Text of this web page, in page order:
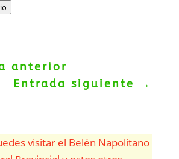
anterior
Entrada siguiente
→